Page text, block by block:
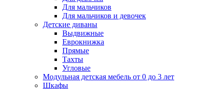
Для мальчиков
Для мальчиков и девочек
Детские диваны
Выдвижные
Еврокнижка
Прямые
Тахты
Угловые
Модульная детская мебель от 0 до 3 лет
Шкафы